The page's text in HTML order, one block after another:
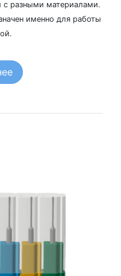
с разными материалами.
именно для работы